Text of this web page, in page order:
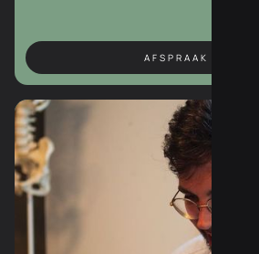
AFSPRAAK BOEKEN